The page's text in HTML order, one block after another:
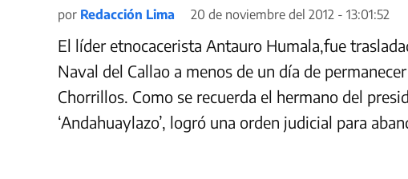
por Redacción Lima 20 de noviembre del 2012 - 13:01:52
El líder etnocacerista Antauro Humala,fue
Naval del Callao a menos de un día de
Chorrillos. Como se recuerda el hermano del
‘Andahuaylazo’, logró una orden judicial para